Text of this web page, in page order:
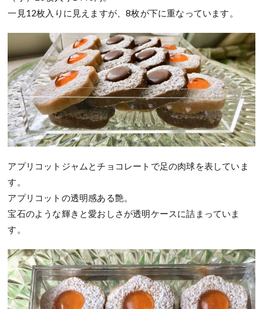
一見12枚入りに見えますが、8枚が下に重なっています。
アプリコットジャムとチョコレートで足の肉球を表していま
す。
アプリコットの透明感ある艶。
宝石のような輝きと愛おしさが透明ケースに詰まっていま
す。